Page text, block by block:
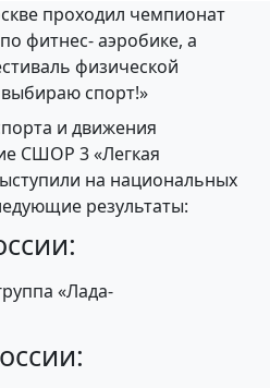
проходил чемпионат
фитнес- аэробике, а
физической
спорт!»
и движения
СШОР 3 «Легкая
на национальных
результаты:
«Лада-